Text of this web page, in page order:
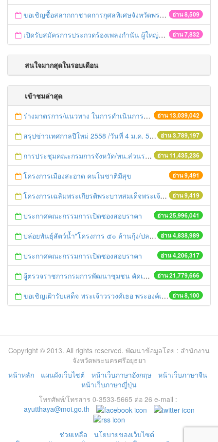
อ่าน 8,509
ขอเชิญซื้อสลากกาชาดการกุศลพิเศษจังหวัดพระนครศรีอยุธยา 2560
อ่าน 7,832
เปิดรับสมัครการประกวดร้องเพลงกำนัน ผู้ใหญ่บ้าน ฯลฯ
สนใจมากสุดในรอบเดือน
เข้าชมล่าสุด
อ่าน 13,039,042
ร่างมาตรการ/แนวทาง ในการดำเนินการประกอบการตรวจราชการแบบบูรณาการ
อ่าน 3,789,197
สรุปข่าวเทศกาลปีใหม่ 2558 /วันที่ 4 ม.ค. 58
อ่าน 11,435,236
การประชุมคณะกรมการจังหวัด/หน.ส่วนราชการประจำเดือน มิถุนายน 2558
อ่าน 9,491
โครงการเมืองสะอาด คนในชาติมีสุข
อ่าน 9,419
โครงการเฉลิมพระเกียรติพระบาทสมเด็จพระเจ้าอยู่หัว เนื่องในโอกาสมหามงคลเสด็จเถลิงถวัลยราชสมบัติครบ 70 ปี ฯ
อ่าน 25,996,041
ประกาศคณะกรรมการเปิดซองสอบราคา
อ่าน 4,838,989
ปล่อยพันธุ์สัตว์น้ำ"โครงการ ๕๐ ล้านกุ้ง/ปลา ฟื้นชีวิตใหม่ให้เจ้าพระยา
อ่าน 4,206,317
ประกาศคณะกรรมการเปิดซองสอบราคา
อ่าน 21,779,666
ผู้ตรวจราชการกรมการพัฒนาชุมชน คัดเลือกข้าราชการและลูกจ้างดีเด่น และหน่วยงานพัฒนาชุมชนใสสะอาด ประจำปี ๒๕๕๔
อ่าน 8,100
ขอเชิญเฝ้ารับเสด็จ พระเจ้าวรวงศ์เธอ พระองค์เจ้าโสมสวลี พระวรราชาทินัดดามาตุ
Copyright © 2013. All rights reserved. พัฒนาข้อมูลโดย : สำนักงาน
จังหวัดพระนครศรีอยุธยา
หน้าหลัก
แผนผังเว็บไซต์ หน้าเว็บภาษาอังกฤษ
หน้าเว็บภาษาจีน
หน้าเว็บภาษาญี่ปุ่น
โทรศัพท์/โทรสาร 0-3533-5665 ต่อ 26 e-mail :
ayutthaya@moi.go.th
ช่วยเหลือ
นโยบายของเว็บไซต์